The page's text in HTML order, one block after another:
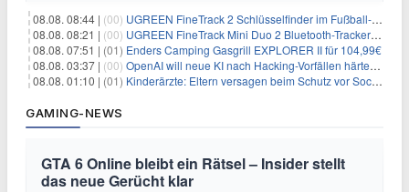
08.08. 08:44 | (00) UGREEN FineTrack 2 Schlüsselfinder im Fußball-Design für 10,98€
08.08. 08:21 | (00) UGREEN FineTrack Mini Duo 2 Bluetooth-Tracker 4er-Pack für 28,99€
08.08. 07:51 | (01) Enders Camping Gasgrill EXPLORER II für 104,99€
08.08. 03:37 | (00) OpenAI will neue KI nach Hacking-Vorfällen härter überwachen
08.08. 01:10 | (01) Kinderärzte: Eltern versagen beim Schutz vor Social Media
GAMING-NEWS
GTA 6 Online bleibt ein Rätsel – Insider stellt
das neue Gerücht klar